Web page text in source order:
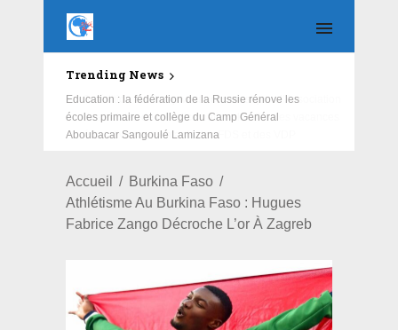
Trending News
Education : la fédération de la Russie rénove les
écoles primaire et collège du Camp Général
Aboubacar Sangoulé Lamizana
Accueil
Burkina Faso
Athlétisme Au Burkina Faso : Hugues
Fabrice Zango Décroche L’or À Zagreb